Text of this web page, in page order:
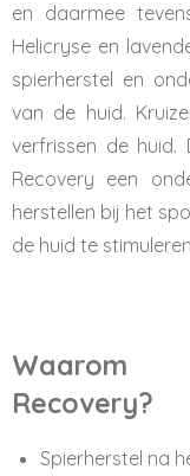
en daarmee
Helicryse en
spierherstel en
van de huid.
verfrissen de huid.
Recovery een
herstellen bij het
de huid te
Waarom
Recovery?
Spierherstel na